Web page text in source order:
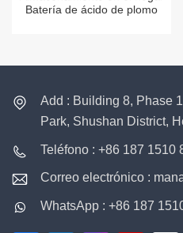
Batería de ácido de plomo
Add : Building 8, Phase
Park, Shushan District,
Teléfono : +86 187 1510
Correo electrónico :
WhatsApp : +86 187